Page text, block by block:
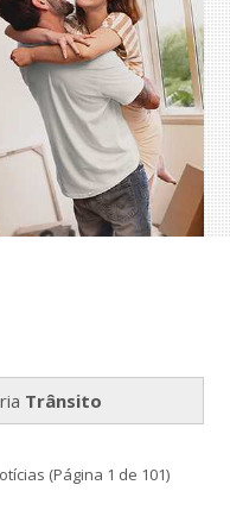
Trânsito
(Página 1 de 101)